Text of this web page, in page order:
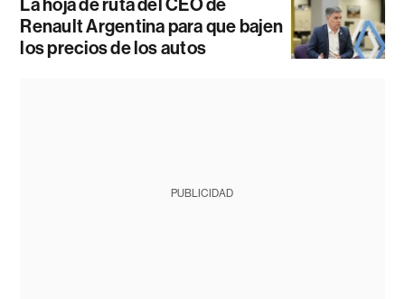
La hoja de ruta del CEO de
Renault Argentina para que bajen
los precios de los autos
PUBLICIDAD